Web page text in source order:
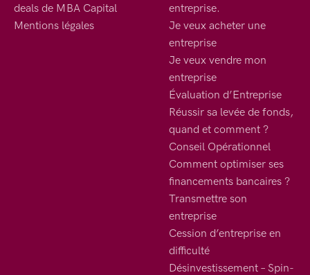
deals de MBA Capital
Mentions légales
entreprise.
Je veux acheter une
entreprise
Je veux vendre mon
entreprise
Évaluation d’Entreprise
Réussir sa levée de fonds,
quand et comment ?
Conseil Opérationnel
Comment optimiser ses
financements bancaires ?
Transmettre son
entreprise
Cession d’entreprise en
difficulté
Désinvestissement – Spin-